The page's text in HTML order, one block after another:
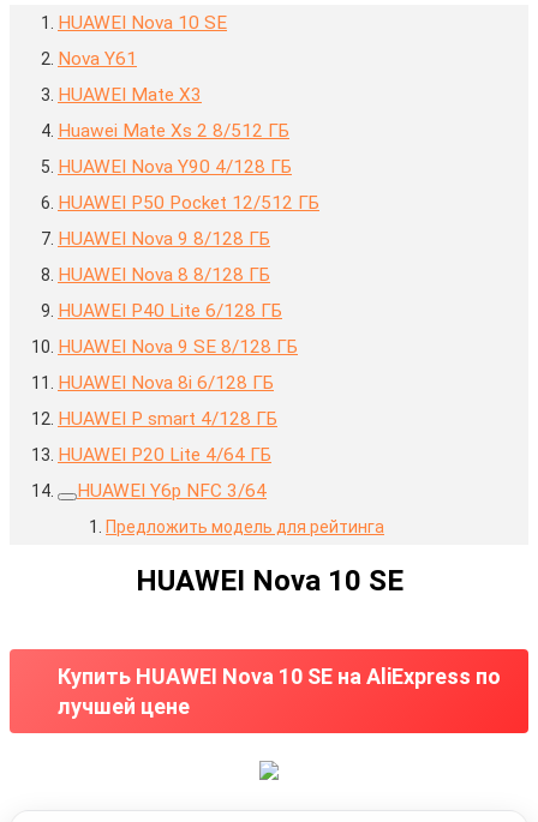
HUAWEI Nova 10 SE
Nova Y61
HUAWEI Mate X3
Huawei Mate Xs 2 8/512 ГБ
HUAWEI Nova Y90 4/128 ГБ
HUAWEI P50 Pocket 12/512 ГБ
HUAWEI Nova 9 8/128 ГБ
HUAWEI Nova 8 8/128 ГБ
HUAWEI P40 Lite 6/128 ГБ
HUAWEI Nova 9 SE 8/128 ГБ
HUAWEI Nova 8i 6/128 ГБ
HUAWEI P smart 4/128 ГБ
HUAWEI P20 Lite 4/64 ГБ
HUAWEI Y6p NFC 3/64
Предложить модель для рейтинга
HUAWEI Nova 10 SE
Купить HUAWEI Nova 10 SE на AliExpress по
лучшей цене